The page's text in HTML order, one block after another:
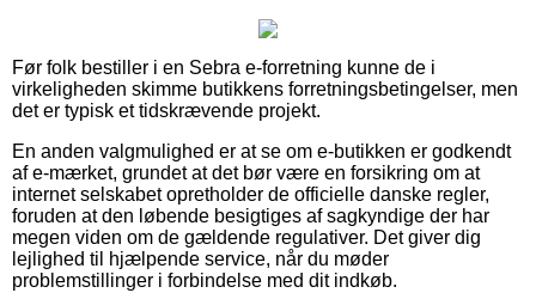
Før folk bestiller i en Sebra e-forretning kunne de i
virkeligheden skimme butikkens forretningsbetingelser, men
det er typisk et tidskrævende projekt.
En anden valgmulighed er at se om e-butikken er godkendt
af e-mærket, grundet at det bør være en forsikring om at
internet selskabet opretholder de officielle danske regler,
foruden at den løbende besigtiges af sagkyndige der har
megen viden om de gældende regulativer. Det giver dig
lejlighed til hjælpende service, når du møder
problemstillinger i forbindelse med dit indkøb.